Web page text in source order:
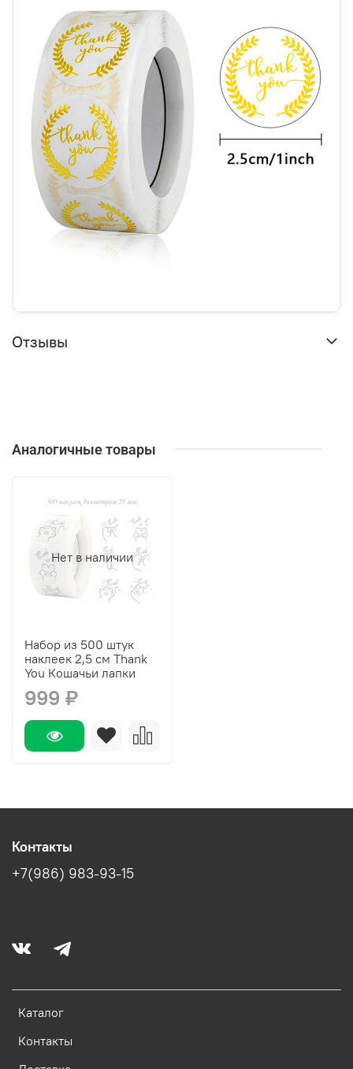
Отзывы
Аналогичные товары
Нет в наличии
Набор из 500 штук
наклеек 2,5 см Thank
You Кошачьи лапки
999 ₽
Каталог
Контакты
Контакты
+7(986) 983-93-15